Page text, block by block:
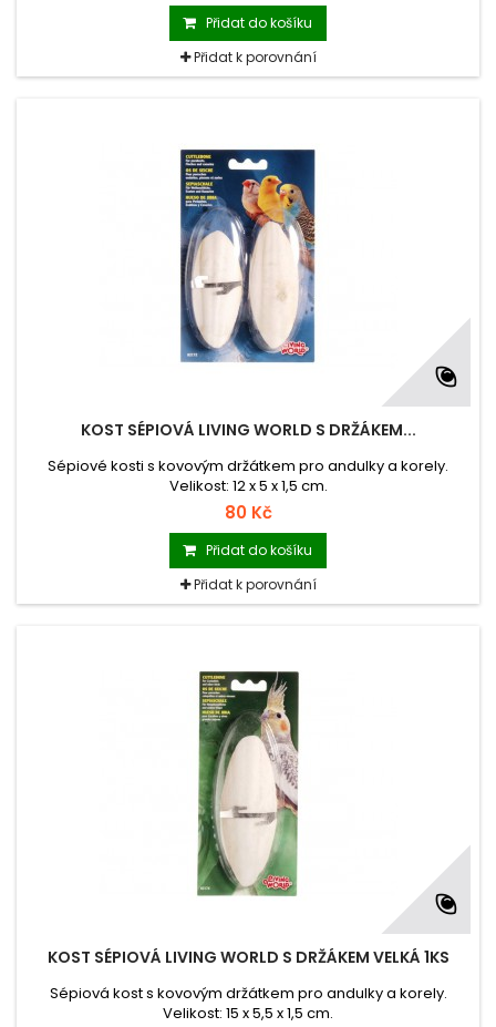
Přidat do košíku
Přidat k porovnání
KOST SÉPIOVÁ LIVING WORLD S DRŽÁKEM...
Sépiové kosti s kovovým držátkem pro andulky a korely.
Velikost: 12 x 5 x 1,5 cm.
80 Kč
Přidat do košíku
Přidat k porovnání
KOST SÉPIOVÁ LIVING WORLD S DRŽÁKEM VELKÁ 1KS
Sépiová kost s kovovým držátkem pro andulky a korely.
Velikost: 15 x 5,5 x 1,5 cm.